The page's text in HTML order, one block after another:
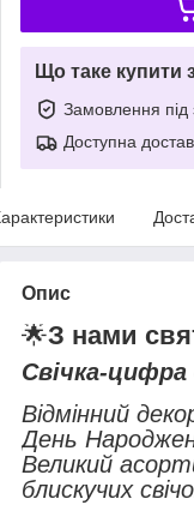
Що таке купити
Замовлення під
Доступна
Опис
🌟З нами
Свічка-
Відмінний
День
Великий
блискучих